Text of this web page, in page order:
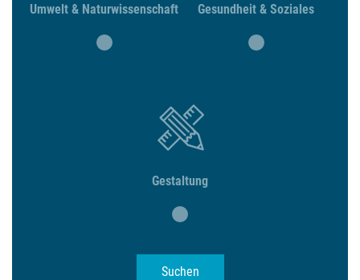
Umwelt & Naturwissenschaft Gesundheit & Soziales
Gestaltung
Suchen